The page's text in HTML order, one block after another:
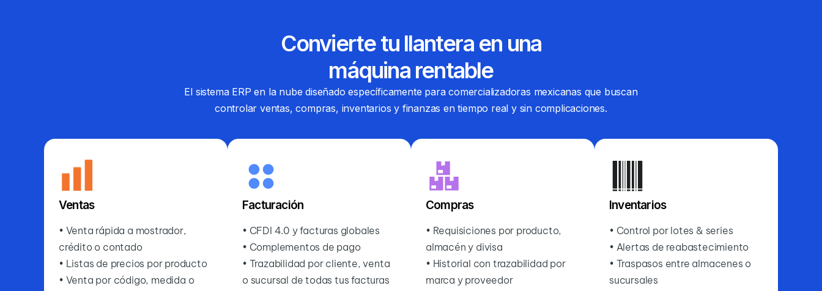
Convierte tu llantera en una
máquina rentable
El sistema ERP en la nube diseñado específicamente para comercializadoras mexicanas que buscan
controlar ventas, compras, inventarios y finanzas en tiempo real y sin complicaciones.
Ventas
• Venta rápida a mostrador,
crédito o contado
• Listas de precios por producto
• Venta por código, medida o
Facturación
• CFDI 4.0 y facturas globales
• Complementos de pago
• Trazabilidad por cliente, venta
o sucursal de todas tus facturas
Compras
• Requisiciones por producto,
almacén y divisa
• Historial con trazabilidad por
marca y proveedor
Inventarios
• Control por lotes & series
• Alertas de reabastecimiento
• Traspasos entre almacenes o
sucursales